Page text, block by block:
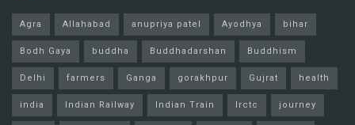
Agra Allahabad anupriya patel Ayodhya bihar
Bodh Gaya buddha Buddhadarshan Buddhism
Delhi farmers Ganga gorakhpur Gujrat health
india Indian Railway Indian Train Irctc journey